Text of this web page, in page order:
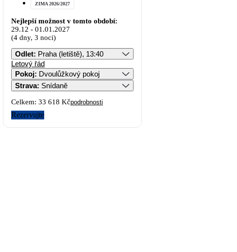
ZIMA 2026/2027
Nejlepší možnost v tomto období:
29.12 - 01.01.2027
(4 dny, 3 noci)
Odlet: Praha (letiště), 13:40
Letový řád
Pokoj: Dvoulůžkový pokoj
Strava: Snídaně
Celkem: 33 618 Kčpodrobnosti
Rezervujte